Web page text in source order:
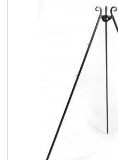
surface. Pour parfaire cet
quelques gestes, le
remonté, ce qui facilite le
transport. La conception
ainsi que la sécurité
avec des éléments forgés
excellente finition.